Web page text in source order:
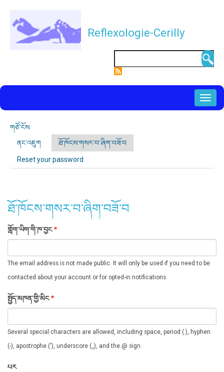
སྐྱོད་
པ
Reflexologie-Cerilly
NAVIGATION
ཕྱོགས་
སྟོན་
ལམ་
ཐིག
གཙོ་ངོས
རྩ་
བའི་
ནང་འཇུག ཐོ་ཁོངས་གསར་བ་ཞིག་བཟོ་བ
པའི་
Reset your password
ཐོ་ཁོངས་གསར་བ་ཞིག་བཟོ་བ
གློག་ཡིག་གི་ཁ་བྱང
The email address is not made public. It will only be used if you need to be
contacted about your account or for opted-in notifications.
སྤྱོད་མཁན་གྱི་མིང
Several special characters are allowed, including space, period (.), hyphen
(-), apostrophe ('), underscore (_), and the @ sign.
པར